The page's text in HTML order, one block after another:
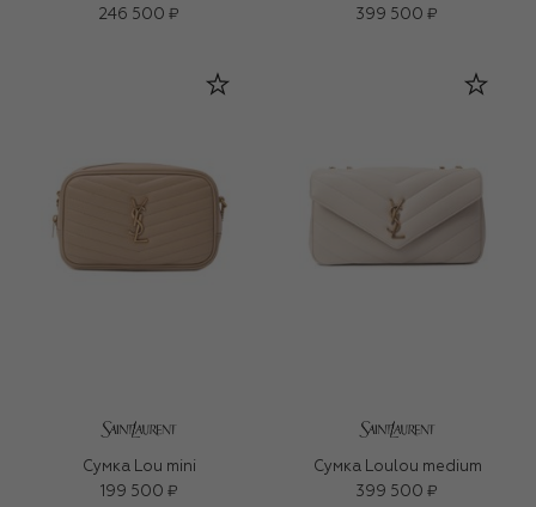
246 500 ₽
399 500 ₽
Сумка Lou mini
199 500 ₽
Сумка Loulou medium
399 500 ₽